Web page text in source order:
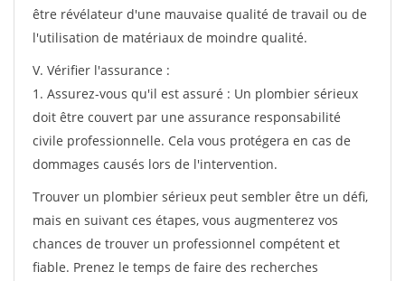
être révélateur d'une mauvaise qualité de travail ou de
l'utilisation de matériaux de moindre qualité.
V. Vérifier l'assurance :
1. Assurez-vous qu'il est assuré : Un plombier sérieux
doit être couvert par une assurance responsabilité
civile professionnelle. Cela vous protégera en cas de
dommages causés lors de l'intervention.
Trouver un plombier sérieux peut sembler être un défi,
mais en suivant ces étapes, vous augmenterez vos
chances de trouver un professionnel compétent et
fiable. Prenez le temps de faire des recherches